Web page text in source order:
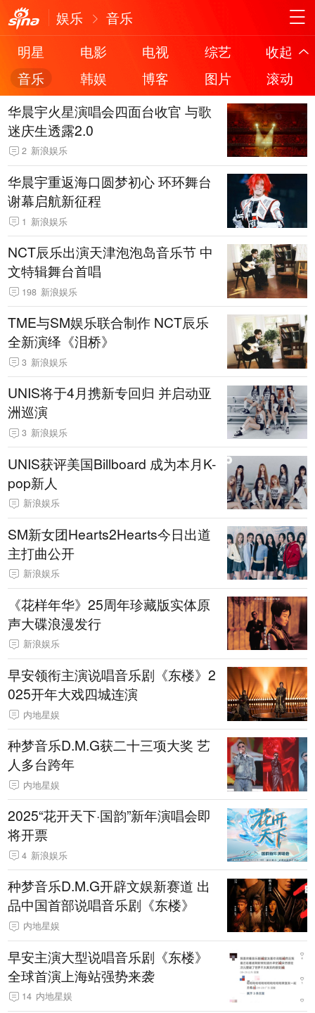
娱乐
音乐
明星
电影 电视 综艺
收起
音乐
韩娱 博客 图片
滚动
华晨宇火星演唱会四面台收官 与歌
迷庆生透露2.0
2 新浪娱乐
华晨宇重返海口圆梦初心 环环舞台
谢幕启航新征程
1 新浪娱乐
NCT辰乐出演天津泡泡岛音乐节 中
文特辑舞台首唱
198 新浪娱乐
TME与SM娱乐联合制作 NCT辰乐
全新演绎《泪桥》
3 新浪娱乐
UNIS将于4月携新专回归 并启动亚
洲巡演
3 新浪娱乐
UNIS获评美国Billboard 成为本月K-
pop新人
新浪娱乐
SM新女团Hearts2Hearts今日出道
主打曲公开
新浪娱乐
《花样年华》25周年珍藏版实体原
声大碟浪漫发行
新浪娱乐
早安领衔主演说唱音乐剧《东楼》2
025开年大戏四城连演
内地星娱
种梦音乐D.M.G获二十三项大奖 艺
人多台跨年
内地星娱
2025“花开天下·国韵”新年演唱会即
将开票
4 新浪娱乐
种梦音乐D.M.G开辟文娱新赛道 出
品中国首部说唱音乐剧《东楼》
内地星娱
早安主演大型说唱音乐剧《东楼》
全球首演上海站强势来袭
14 内地星娱